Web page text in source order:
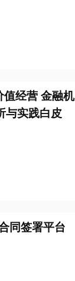
值经营 金融机
与实践白皮
同签署平台